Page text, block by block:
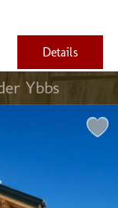
Details
Ybbs